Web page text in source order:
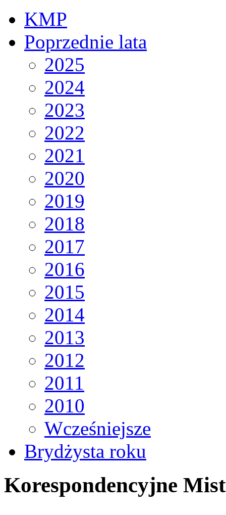
KMP
Poprzednie lata
2025
2024
2023
2022
2021
2020
2019
2018
2017
2016
2015
2014
2013
2012
2011
2010
Wcześniejsze
Brydżysta roku
Korespondencyjne